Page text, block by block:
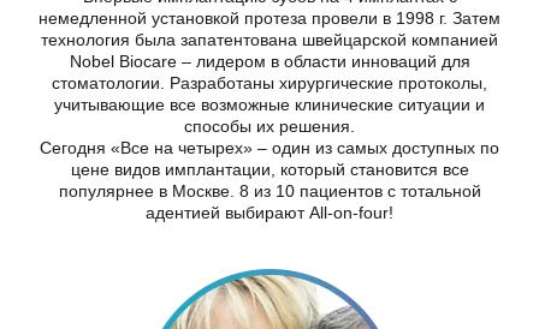
немедленной установкой протеза провели в 1998 г. Затем
технология была запатентована швейцарской компанией
Nobel Biocare – лидером в области инноваций для
стоматологии. Разработаны хирургические протоколы,
учитывающие все возможные клинические ситуации и
способы их решения.
Сегодня «Все на четырех» – один из самых доступных по
цене видов имплантации, который становится все
популярнее в Москве. 8 из 10 пациентов с тотальной
адентией выбирают All-on-four!